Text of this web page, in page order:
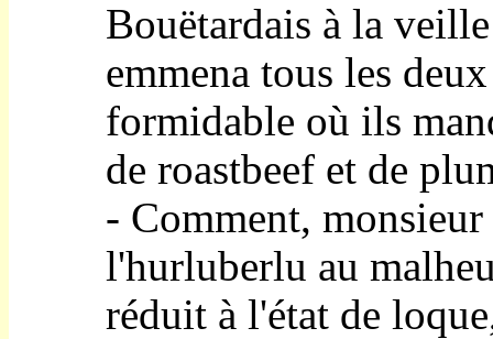
Bouëtardais à la
emmena tous les
formidable où ils
de roastbeef et de
- Comment,
l'hurluberlu au
réduit à l'état de